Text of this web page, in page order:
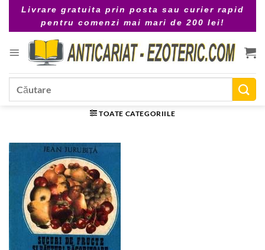
Livrare gratuita prin posta sau curier rapid
pentru comenzi mai mari de 200 lei!
Caută
TOATE CATEGORIILE